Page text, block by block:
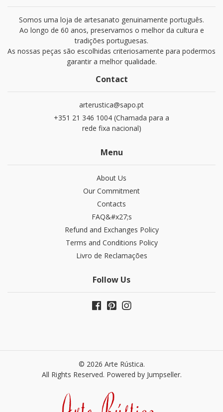
Somos uma loja de artesanato genuinamente português.
Ao longo de 60 anos, preservamos o melhor da cultura e
tradições portuguesas.
As nossas peças são escolhidas criteriosamente para podermos
garantir a melhor qualidade.
Contact
arterustica@sapo.pt
+351 21 346 1004 (Chamada para a
rede fixa nacional)
Menu
About Us
Our Commitment
Contacts
FAQ&#x27;s
Refund and Exchanges​ Policy
Terms and Conditions Policy
Livro de Reclamações
Follow Us
© 2026 Arte Rústica.
All Rights Reserved. Powered by Jumpseller.